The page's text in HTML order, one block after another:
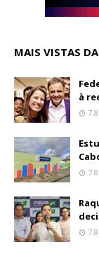
MAIS VISTAS
à